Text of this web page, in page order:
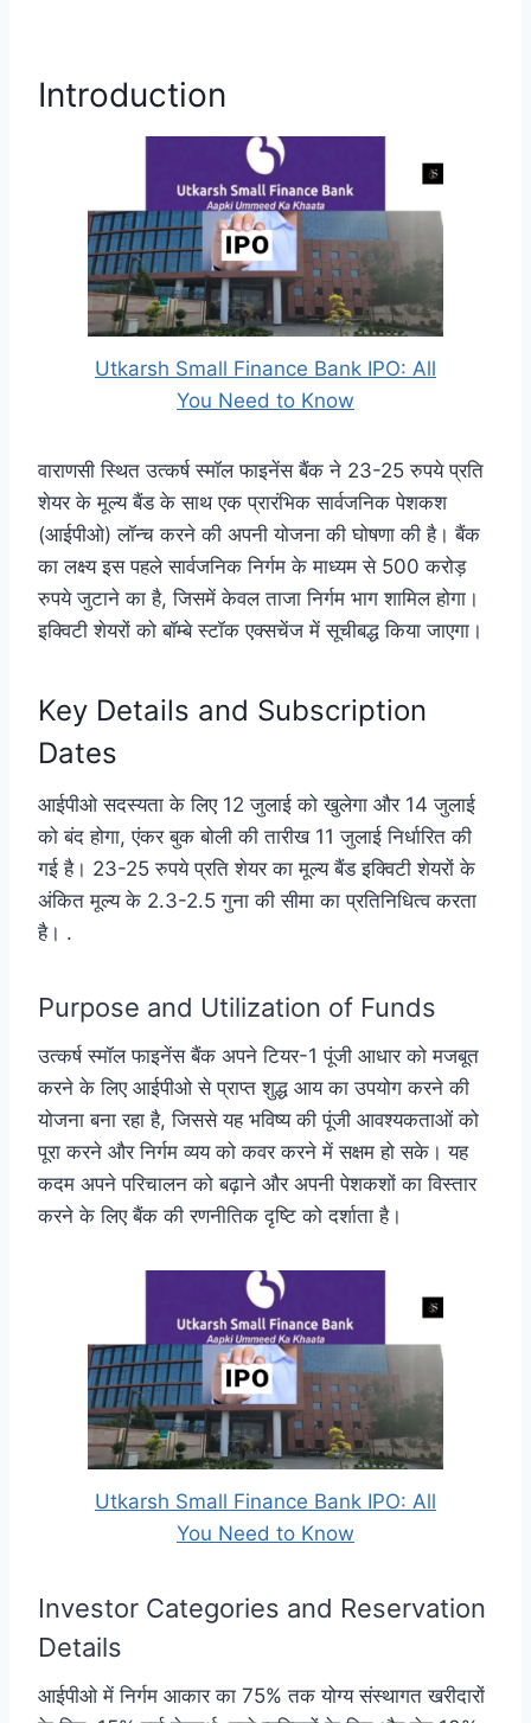
Introduction
Utkarsh Small Finance Bank IPO: All
You Need to Know
वाराणसी स्थित उत्कर्ष स्मॉल फाइनेंस बैंक ने 23-25 रुपये प्रति
शेयर के मूल्य बैंड के साथ एक प्रारंभिक सार्वजनिक पेशकश
(आईपीओ) लॉन्च करने की अपनी योजना की घोषणा की है। बैंक
का लक्ष्य इस पहले सार्वजनिक निर्गम के माध्यम से 500 करोड़
रुपये जुटाने का है, जिसमें केवल ताजा निर्गम भाग शामिल होगा।
इक्विटी शेयरों को बॉम्बे स्टॉक एक्सचेंज में सूचीबद्ध किया जाएगा।
Key Details and Subscription
Dates
आईपीओ सदस्यता के लिए 12 जुलाई को खुलेगा और 14 जुलाई
को बंद होगा, एंकर बुक बोली की तारीख 11 जुलाई निर्धारित की
गई है। 23-25 रुपये प्रति शेयर का मूल्य बैंड इक्विटी शेयरों के
अंकित मूल्य के 2.3-2.5 गुना की सीमा का प्रतिनिधित्व करता
है। .
Purpose and Utilization of Funds
उत्कर्ष स्मॉल फाइनेंस बैंक अपने टियर-1 पूंजी आधार को मजबूत
करने के लिए आईपीओ से प्राप्त शुद्ध आय का उपयोग करने की
योजना बना रहा है, जिससे यह भविष्य की पूंजी आवश्यकताओं को
पूरा करने और निर्गम व्यय को कवर करने में सक्षम हो सके। यह
कदम अपने परिचालन को बढ़ाने और अपनी पेशकशों का विस्तार
करने के लिए बैंक की रणनीतिक दृष्टि को दर्शाता है।
Utkarsh Small Finance Bank IPO: All
You Need to Know
Investor Categories and Reservation
Details
आईपीओ में निर्गम आकार का 75% तक योग्य संस्थागत खरीदारों